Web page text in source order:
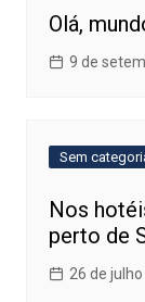
Olá,
9 de
Sem
Nos
perto de
26 de